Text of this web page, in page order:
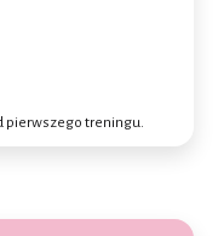
pierwszego treningu.